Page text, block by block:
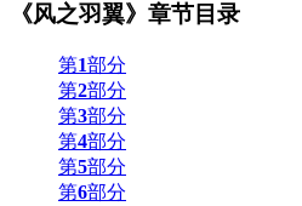
《风之羽翼》章节目录
第1部分
第2部分
第3部分
第4部分
第5部分
第6部分